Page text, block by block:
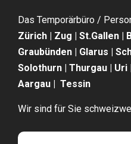
Das Temporärbüro /
Zürich | Zug | St.Gallen |
Graubünden | Glarus |
Solothurn | Thurgau | Uri
Aargau | Tessin
Wir sind für Sie